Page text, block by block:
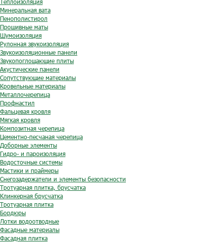
Теплоизоляция
Минеральная вата
Пенополистирол
Прошивные маты
Шумоизоляция
Рулонная звукоизоляция
Звукоизоляционные панели
Звукопоглощающие плиты
Акустические панели
Сопутствующие материалы
Кровельные материалы
Металлочерепица
Профнастил
Фальцевая кровля
Мягкая кровля
Композитная черепица
Цементно-песчаная черепица
Доборные элементы
Гидро- и пароизоляция
Водосточные системы
Мастики и праймеры
Снегозадержатели и элементы безопасности
Тротуарная плитка, брусчатка
Клинкерная брусчатка
Тротуарная плитка
Бордюры
Лотки водоотводные
Фасадные материалы
Фасадная плитка